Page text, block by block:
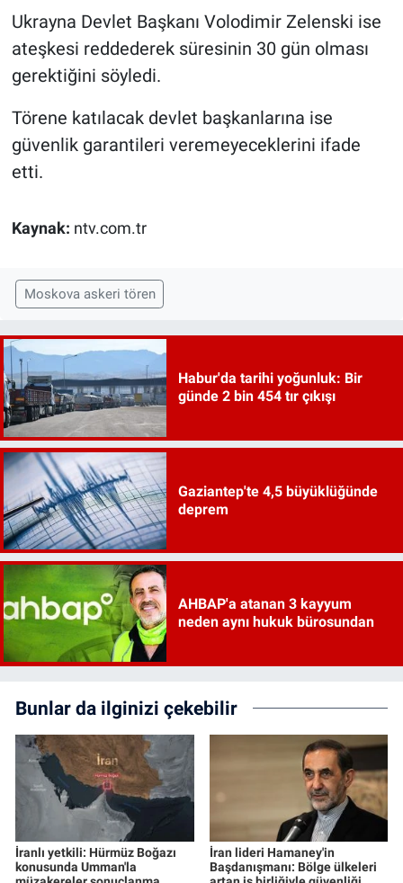
Ukrayna Devlet Başkanı Volodimir Zelenski ise
ateşkesi reddederek süresinin 30 gün olması
gerektiğini söyledi.
Törene katılacak devlet başkanlarına ise
güvenlik garantileri veremeyeceklerini ifade
etti.
Kaynak: ntv.com.tr
Moskova askeri tören
Habur'da tarihi yoğunluk: Bir
günde 2 bin 454 tır çıkışı
Gaziantep'te 4,5 büyüklüğünde
deprem
AHBAP'a atanan 3 kayyum
neden aynı hukuk bürosundan
Bunlar da ilginizi çekebilir
İranlı yetkili: Hürmüz Boğazı
konusunda Umman'la
İran lideri Hamaney'in
Başdanışmanı: Bölge ülkeleri